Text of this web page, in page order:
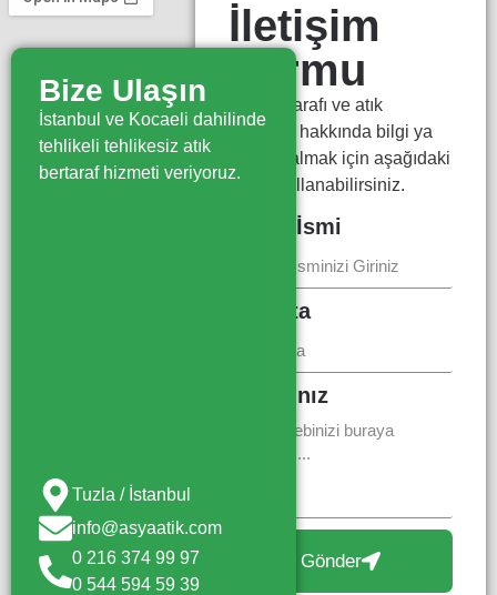
Bize Ulaşın
İstanbul ve Kocaeli dahilinde
tehlikeli tehlikesiz atık
bertaraf hizmeti veriyoruz.
Tuzla / İstanbul
info@asyaatik.com
0 216 374 99 97
0 544 594 59 39
İletişim
Formu
Atık bertarafı ve atık
yönetimi hakkında bilgi ya
da fiyat almak için aşağıdaki
formu kullanabilirsiniz.
Firma İsmi
E-Posta
Mesajınız
Gönder